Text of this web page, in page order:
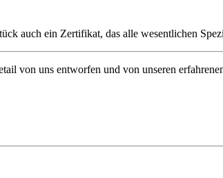
auch ein Zertifikat, das alle wesentlichen
von uns entworfen und von unseren